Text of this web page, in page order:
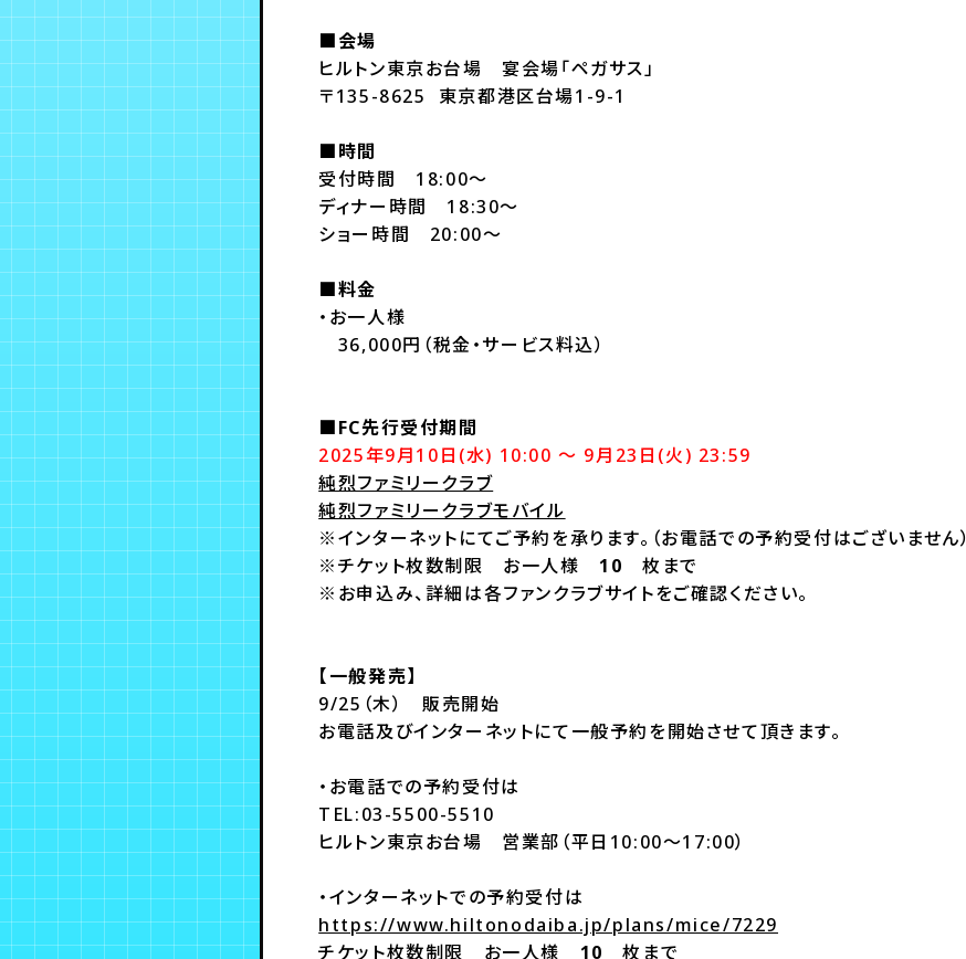
■会場
ヒルトン東京お台場 宴会場「ペガサス」
〒135-8625 東京都港区台場1-9-1
■時間
受付時間 18:00～
ディナー時間 18:30～
ショー時間 20:00～
■料金
・お一人様
36,000円（税金・サービス料込）
■FC先行受付期間
2025年9月10日(水) 10:00 ～ 9月23日(火) 23:59
純烈ファミリークラブ
純烈ファミリークラブモバイル
※インターネットにてご予約を承ります。（お電話での予約受付はございません）
※チケット枚数制限 お一人様 10 枚まで
※お申込み、詳細は各ファンクラブサイトをご確認ください。
【一般発売】
9/25（木） 販売開始
お電話及びインターネットにて一般予約を開始させて頂きます。
・お電話での予約受付は
TEL:03-5500-5510
ヒルトン東京お台場 営業部（平日10:00～17:00）
・インターネットでの予約受付は
https://www.hiltonodaiba.jp/plans/mice/7229
チケット枚数制限 お一人様 10 枚まで